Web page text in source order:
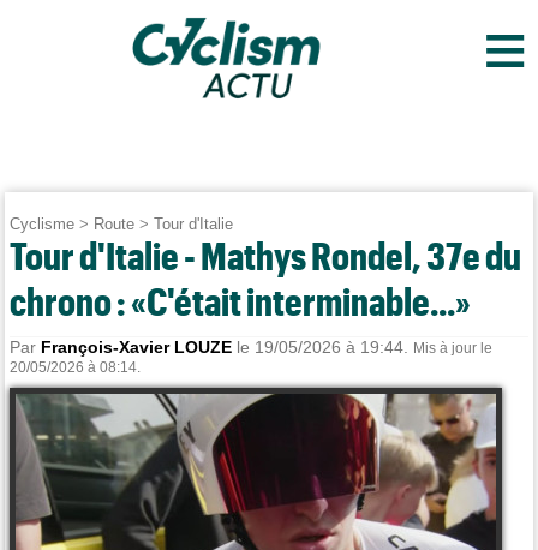
≡
Cyclisme > Route >Tour d'Italie
Tour d'Italie - Mathys Rondel, 37e du
chrono : «C'était interminable...»
Par François-Xavier LOUZE le 19/05/2026 à 19:44.
Mis à jour le
20/05/2026 à 08:14.